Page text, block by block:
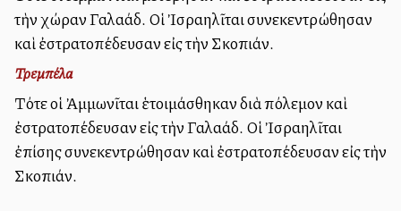
τὴν χώραν Γαλαάδ. Οἱ Ἰσραηλῖται συνεκεντρώθησαν
καὶ ἐστρατοπέδευσαν εἰς τὴν Σκοπιάν.
Τρεμπέλα
Τότε οἱ Ἀμμωνῖται ἑτοιμάσθηκαν διὰ πόλεμον καὶ
ἐστρατοπέδευσαν εἰς τὴν Γαλαάδ. Οἱ Ἰσραηλῖται
ἐπίσης συνεκεντρώθησαν καὶ ἐστρατοπέδευσαν εἰς τὴν
Σκοπιάν.